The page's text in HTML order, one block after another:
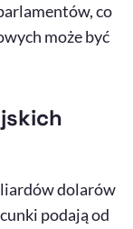
co
może być
dolarów
podają od